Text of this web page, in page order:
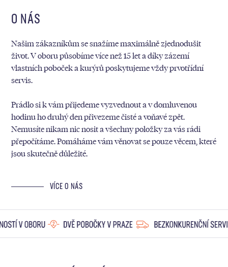
O NÁS
Našim zákazníkům se snažíme maximálně zjednodušit
život. V oboru působíme více než 15 let a díky zázemí
vlastních poboček a kurýrů poskytujeme vždy prvotřídní
servis.
Prádlo si k vám přijedeme vyzvednout a v domluvenou
hodinu ho druhý den přivezeme čisté a voňavé zpět.
Nemusíte nikam nic nosit a všechny položky za vás rádi
přepočítáme. Pomáháme vám věnovat se pouze věcem, které
jsou skutečně důležité.
VÍCE O NÁS